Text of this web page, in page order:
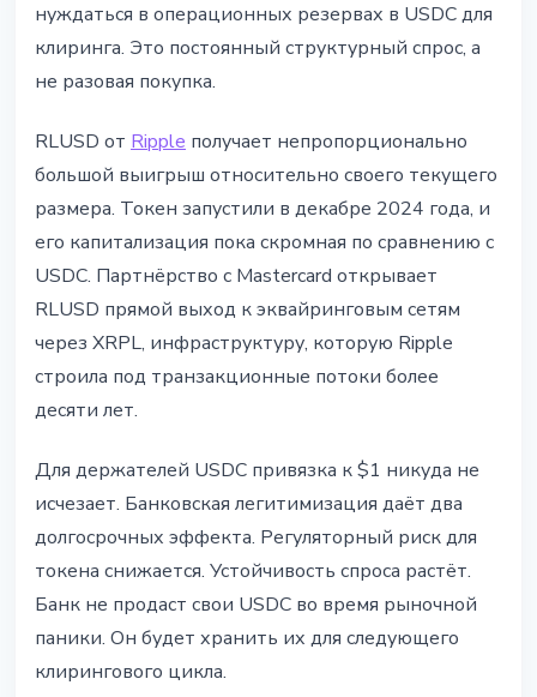
нуждаться в операционных резервах в USDC для
клиринга. Это постоянный структурный спрос, а
не разовая покупка.
RLUSD от Ripple получает непропорционально
большой выигрыш относительно своего текущего
размера. Токен запустили в декабре 2024 года, и
его капитализация пока скромная по сравнению с
USDC. Партнёрство с Mastercard открывает
RLUSD прямой выход к эквайринговым сетям
через XRPL, инфраструктуру, которую Ripple
строила под транзакционные потоки более
десяти лет.
Для держателей USDC привязка к $1 никуда не
исчезает. Банковская легитимизация даёт два
долгосрочных эффекта. Регуляторный риск для
токена снижается. Устойчивость спроса растёт.
Банк не продаст свои USDC во время рыночной
паники. Он будет хранить их для следующего
клирингового цикла.